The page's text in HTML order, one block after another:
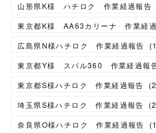
山形県K様 ハチロク 作業経過報告
東京都K様 AA63カリーナ 作業経
広島県N様ハチロク 作業経過報告
(
東京都Y様 スバル360 作業経過報
東京都S様ハチロク 作業経過報告
(
埼玉県S様ハチロク 作業経過報告
(
奈良県O様ハチロク 作業経過報告
(